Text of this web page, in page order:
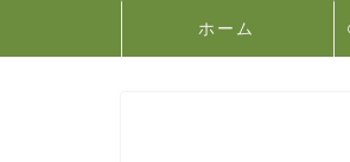
ホーム